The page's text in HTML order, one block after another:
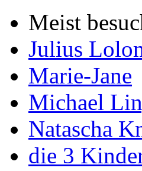
Meist
Julius
Marie-Jane
Michael
Natascha
die 3